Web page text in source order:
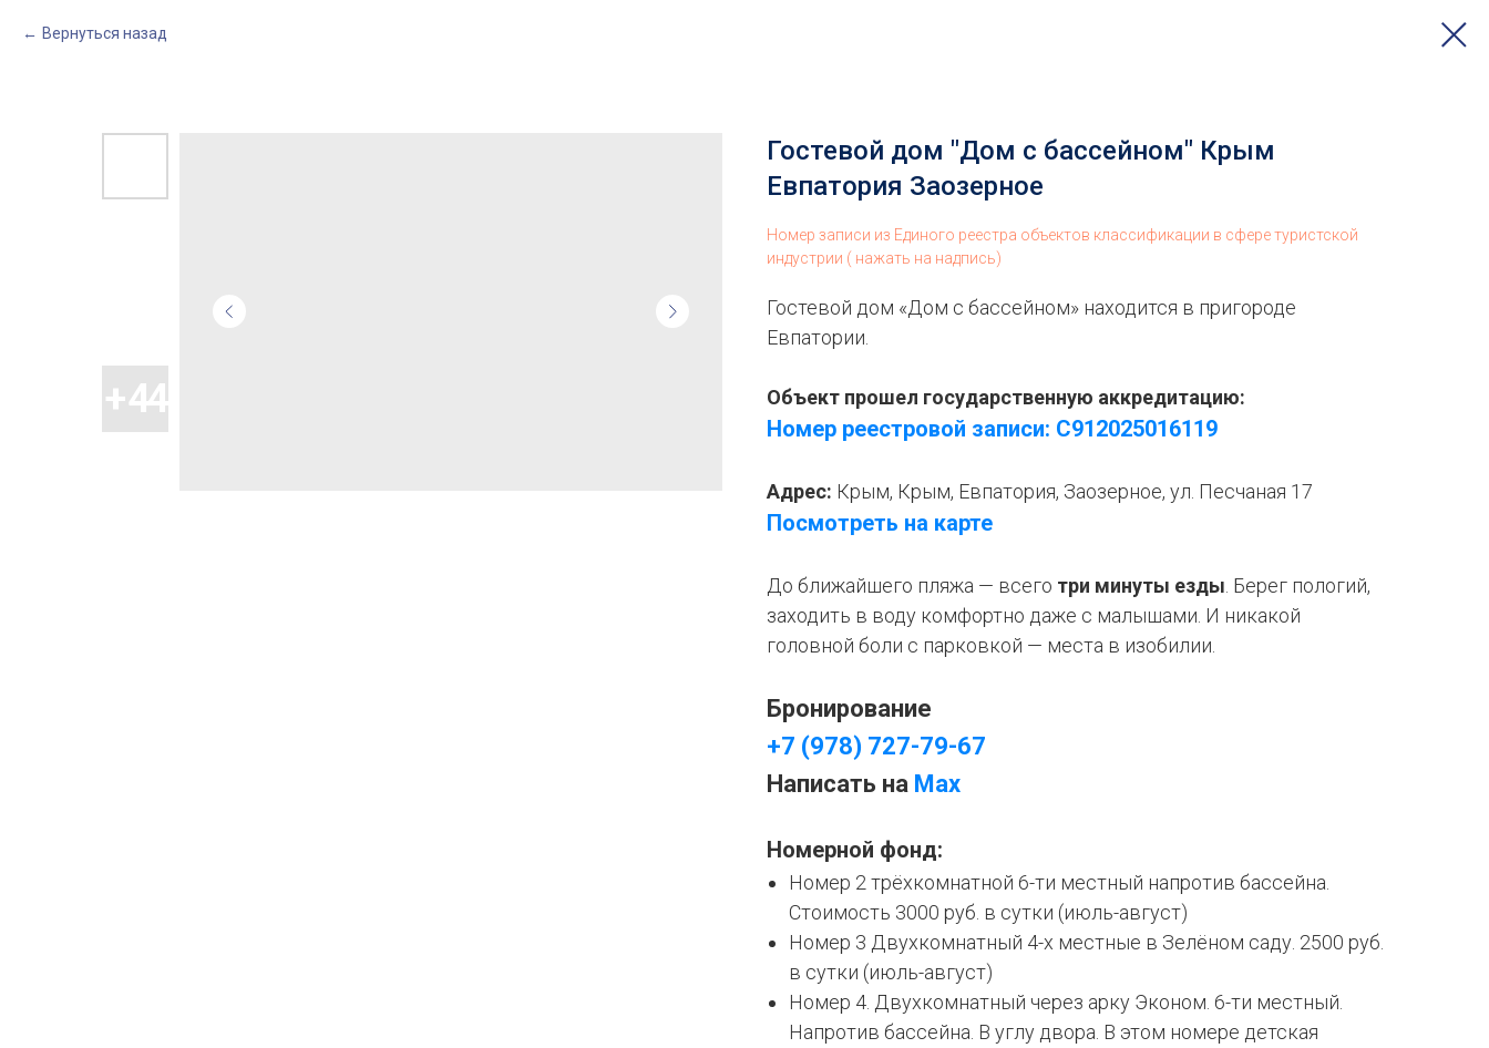
Вернуться назад
Гостевой дом "Дом с бассейном" Крым
Евпатория Заозерное
Номер записи из Единого реестра объектов классификации в сфере туристской
индустрии ( нажать на надпись)
Гостевой дом «Дом с бассейном» находится в пригороде
Евпатории.
Объект прошел государственную аккредитацию:
Номер реестровой записи: С912025016119
Адрес: Крым, Крым, Евпатория, Заозерное, ул. Песчаная 17
Посмотреть на карте
До ближайшего пляжа — всего три минуты езды . Берег пологий,
заходить в воду комфортно даже с малышами. И никакой
головной боли с парковкой — места в изобилии.
Бронирование
+7 (978) 727-79-67
Написать на Max
Номерной фонд:
Номер 2 трёхкомнатной 6-ти местный напротив бассейна.
Стоимость 3000 руб. в сутки (июль-август)
Номер 3 Двухкомнатный 4-х местные в Зелёном саду. 2500 руб.
в сутки (июль-август)
Номер 4. Двухкомнатный через арку Эконом. 6-ти местный.
Напротив бассейна. В углу двора. В этом номере детская